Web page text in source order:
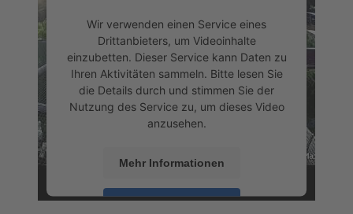
Wir verwenden einen Service eines
Drittanbieters, um Videoinhalte
einzubetten. Dieser Service kann Daten zu
Ihren Aktivitäten sammeln. Bitte lesen Sie
die Details durch und stimmen Sie der
Nutzung des Service zu, um dieses Video
anzusehen.
Mehr Informationen
Akzeptieren